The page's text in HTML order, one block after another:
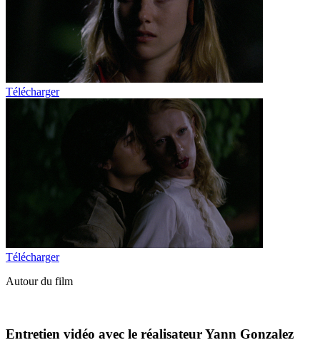
Télécharger
Télécharger
Autour du film
Entretien vidéo avec le réalisateur Yann Gonzalez